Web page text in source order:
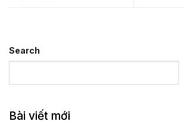
Search
Bài viết mới